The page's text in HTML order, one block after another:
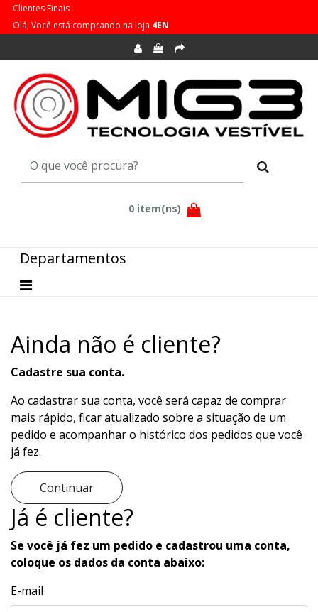
Clientes Finais
Olá, Você está comprando na loja 4EN
Departamentos
Ainda não é cliente?
Cadastre sua conta.
Ao cadastrar sua conta, você será capaz de comprar
mais rápido, ficar atualizado sobre a situação de um
pedido e acompanhar o histórico dos pedidos que você
já fez.
Continuar
Já é cliente?
Se você já fez um pedido e cadastrou uma conta,
coloque os dados da conta abaixo:
E-mail